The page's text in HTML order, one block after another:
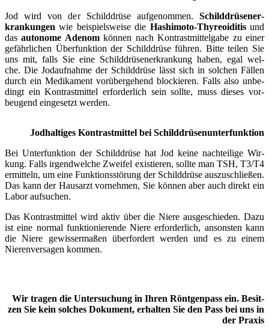
Jod wird von der Schild­­drüse auf­­ge­­nommen. Schild­­drüsen­­er­­
krankungen wie bei­­spiels­­weise die Hash­­i­­mo­­to-Thy­­reo­i­di­­tisund
dasauto­­nome Ade­nomkön­nen nach Kontrast­­mittel­­gabe zu einer
ge­­fährlichen Über­­funktion der Schild­­drüse füh­ren. Bit­te tei­len Sie
uns mit, falls Sie eine Schild­­drüsen­­er­­krankung haben, egal wel­
che. Die Jod­­auf­­nahme der Schild­­drüse lässt sich in sol­chen Fäl­len
durch ein Medi­­ka­­ment vor­­über­­gehend blo­ckie­ren. Falls also un­­be­­
dingt ein Kontrast­­mittel er­­forder­­lich sein soll­te, muss die­ses vor­­
beugend ein­­ge­­setzt wer­den.
Jod­hal­ti­ges Kon­trast­mit­tel bei Schild­drü­sen­un­ter­funk­ti­on
Bei Unter­­funktion der Schild­­drüse hat Jod kei­ne nach­­teilige Wir­
kung. Falls irgend­­welche Zwei­fel ex­­istieren, soll­te man TSH, T3/T4
er­­mitteln, um eine Funktions­­störung der Schild­­drüse aus­­zu­­schließen.
Das kann der Haus­­arzt vor­­nehmen, Sie kön­nen aber auch direkt ein
Labor auf­­suchen.
Das Kontrast­­mittel wird aktiv über die Nie­re aus­­ge­­schieden. Dazu
ist eine nor­mal funkt­­ionierende Nie­re er­­forder­­lich, an­­sonsten kann
die Nie­re ge­­wisser­­maßen über­­fordert wer­den und es zu einem
Nieren­­ver­­sagen kom­men.
Wir tra­gen die Unter­su­chung in Ihren Rönt­­gen­­pass ein. Besit­
zen Sie kein sol­ches Doku­­ment, erhal­ten Sie den Pass bei uns in
der Pra­xis